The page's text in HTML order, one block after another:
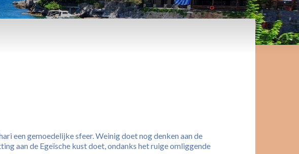
een gemoedelijke sfeer. Weinig doet nog denken aan de
aan de Egeïsche kust doet, ondanks het ruige omliggende